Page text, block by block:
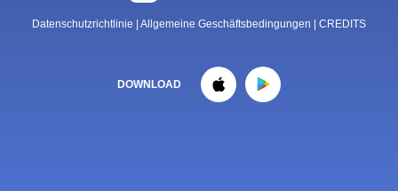
Datenschutzrichtlinie Allgemeine Geschäftsbedingungen CREDITS
DOWNLOAD